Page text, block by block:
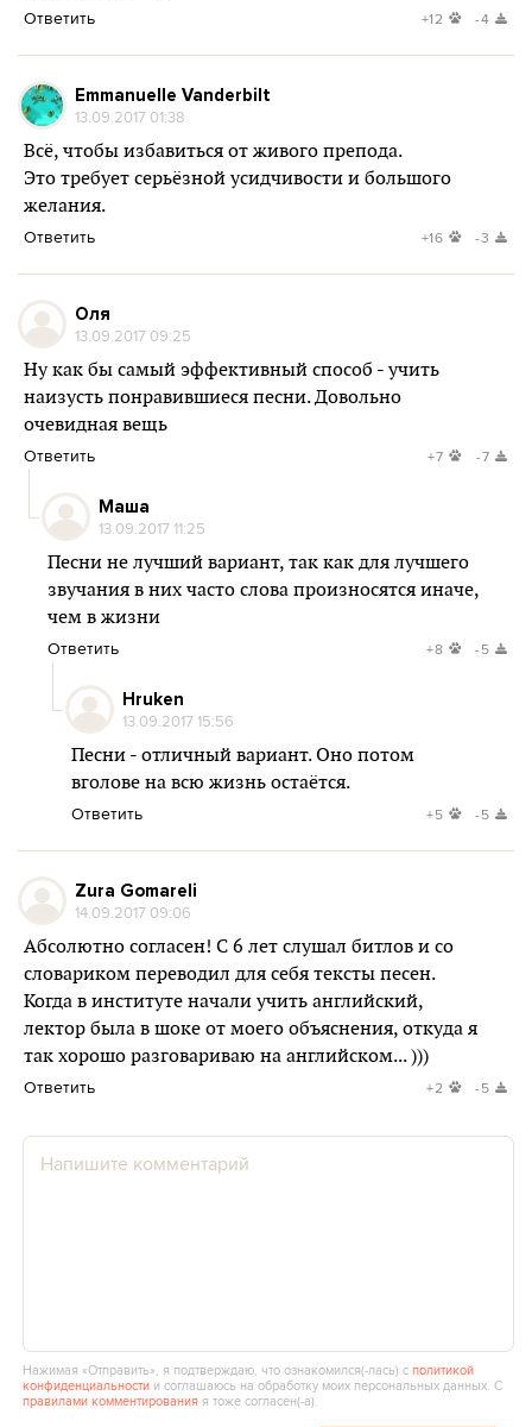
Ответить +12 -4
Emmanuelle Vanderbilt
13.09.2017 01:38
Всё, чтобы избавиться от живого препода.
Это требует серьёзной усидчивости и большого
желания.
Ответить +16 -3
Оля
13.09.2017 09:25
Ну как бы самый эффективный способ - учить
наизусть понравившиеся песни. Довольно
очевидная вещь
Ответить +7 -7
Маша
13.09.2017 11:25
Песни не лучший вариант, так как для лучшего
звучания в них часто слова произносятся иначе,
чем в жизни
Ответить +8 -5
Hruken
13.09.2017 15:56
Песни - отличный вариант. Оно потом
вголове на всю жизнь остаётся.
Ответить +5 -5
Zura Gomareli
14.09.2017 09:06
Абсолютно согласен! С 6 лет слушал битлов и со
словариком переводил для себя тексты песен.
Когда в институте начали учить английский,
лектор была в шоке от моего объяснения, откуда я
так хорошо разговариваю на английском... )))
Ответить +2 -5
Нажимая «Отправить», я подтверждаю, что ознакомился(‑лась) сполитикой
конфиденциальности и соглашаюсь на обработку моих персональных данных. С
правилами комментирования я тоже согласен(‑а).